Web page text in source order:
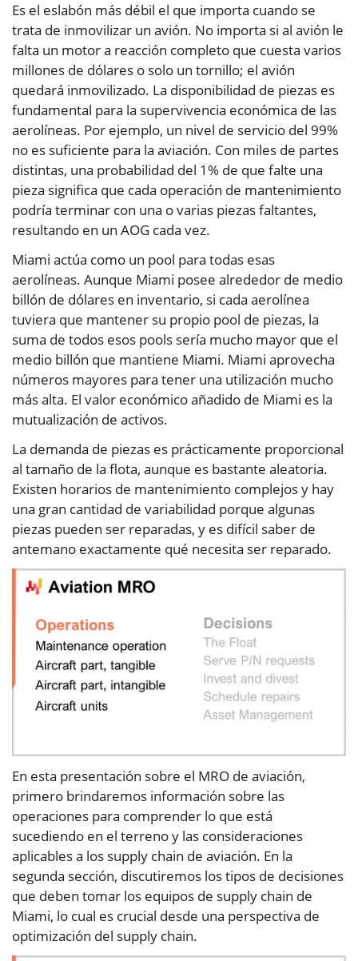
Es el eslabón más débil el que importa cuando se
trata de inmovilizar un avión. No importa si al avión le
falta un motor a reacción completo que cuesta varios
millones de dólares o solo un tornillo; el avión
quedará inmovilizado. La disponibilidad de piezas es
fundamental para la supervivencia económica de las
aerolíneas. Por ejemplo, un nivel de servicio del 99%
no es suficiente para la aviación. Con miles de partes
distintas, una probabilidad del 1% de que falte una
pieza significa que cada operación de mantenimiento
podría terminar con una o varias piezas faltantes,
resultando en un AOG cada vez.
Miami actúa como un pool para todas esas
aerolíneas. Aunque Miami posee alrededor de medio
billón de dólares en inventario, si cada aerolínea
tuviera que mantener su propio pool de piezas, la
suma de todos esos pools sería mucho mayor que el
medio billón que mantiene Miami. Miami aprovecha
números mayores para tener una utilización mucho
más alta. El valor económico añadido de Miami es la
mutualización de activos.
La demanda de piezas es prácticamente proporcional
al tamaño de la flota, aunque es bastante aleatoria.
Existen horarios de mantenimiento complejos y hay
una gran cantidad de variabilidad porque algunas
piezas pueden ser reparadas, y es difícil saber de
antemano exactamente qué necesita ser reparado.
En esta presentación sobre el MRO de aviación,
primero brindaremos información sobre las
operaciones para comprender lo que está
sucediendo en el terreno y las consideraciones
aplicables a los supply chain de aviación. En la
segunda sección, discutiremos los tipos de decisiones
que deben tomar los equipos de supply chain de
Miami, lo cual es crucial desde una perspectiva de
optimización del supply chain.